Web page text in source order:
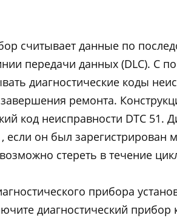
считывает данные по
передачи данных (DLC). C
диагностические коды
ремонта.
код неисправности DTC 51.
если он был зарегистрирован
стереть в течение
прибора
диагностический